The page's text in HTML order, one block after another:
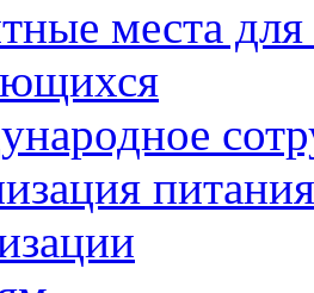
места